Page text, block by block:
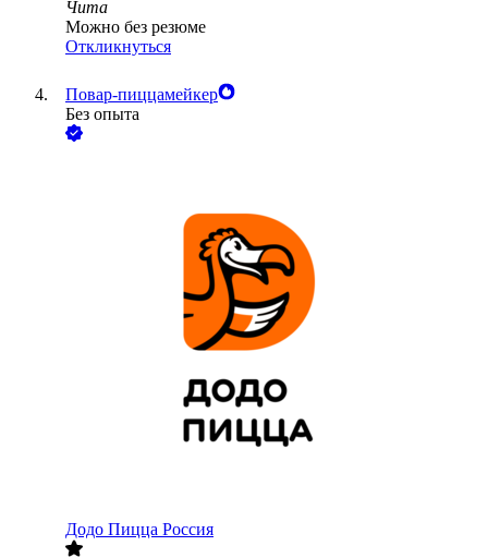
Чита
Можно без резюме
Откликнуться
Повар-пиццамейкер
Без опыта
Додо Пицца Россия